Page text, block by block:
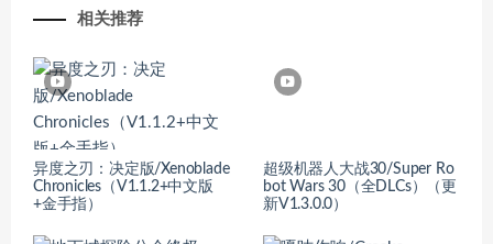
相关推荐
异度之刃：决定版/Xenoblade
Chronicles（V1.1.2+中文版
+金手指）
超级机器人大战30/Super Ro
bot Wars 30（全DLCs）（更
新V1.3.0.0）